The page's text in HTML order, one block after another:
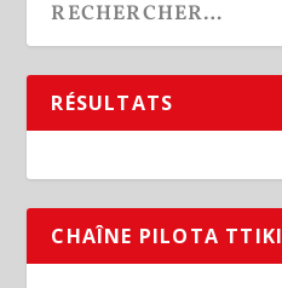
RÉSULTATS
CHAÎNE PILOTA TTIKI